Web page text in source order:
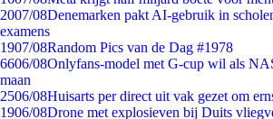
2007/08Denemarken pakt AI-gebruik in
examens
1907/08Random Pics van de Dag #1978
6606/08Onlyfans-model met G-cup wil als
maan
2506/08Huisarts per direct uit vak gezet om
1906/08Drone met explosieven bij Duits